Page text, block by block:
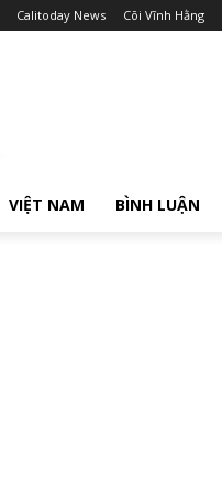
Calitoday News Cõi Vĩnh Hằng
VIỆT NAM BÌNH LUẬN